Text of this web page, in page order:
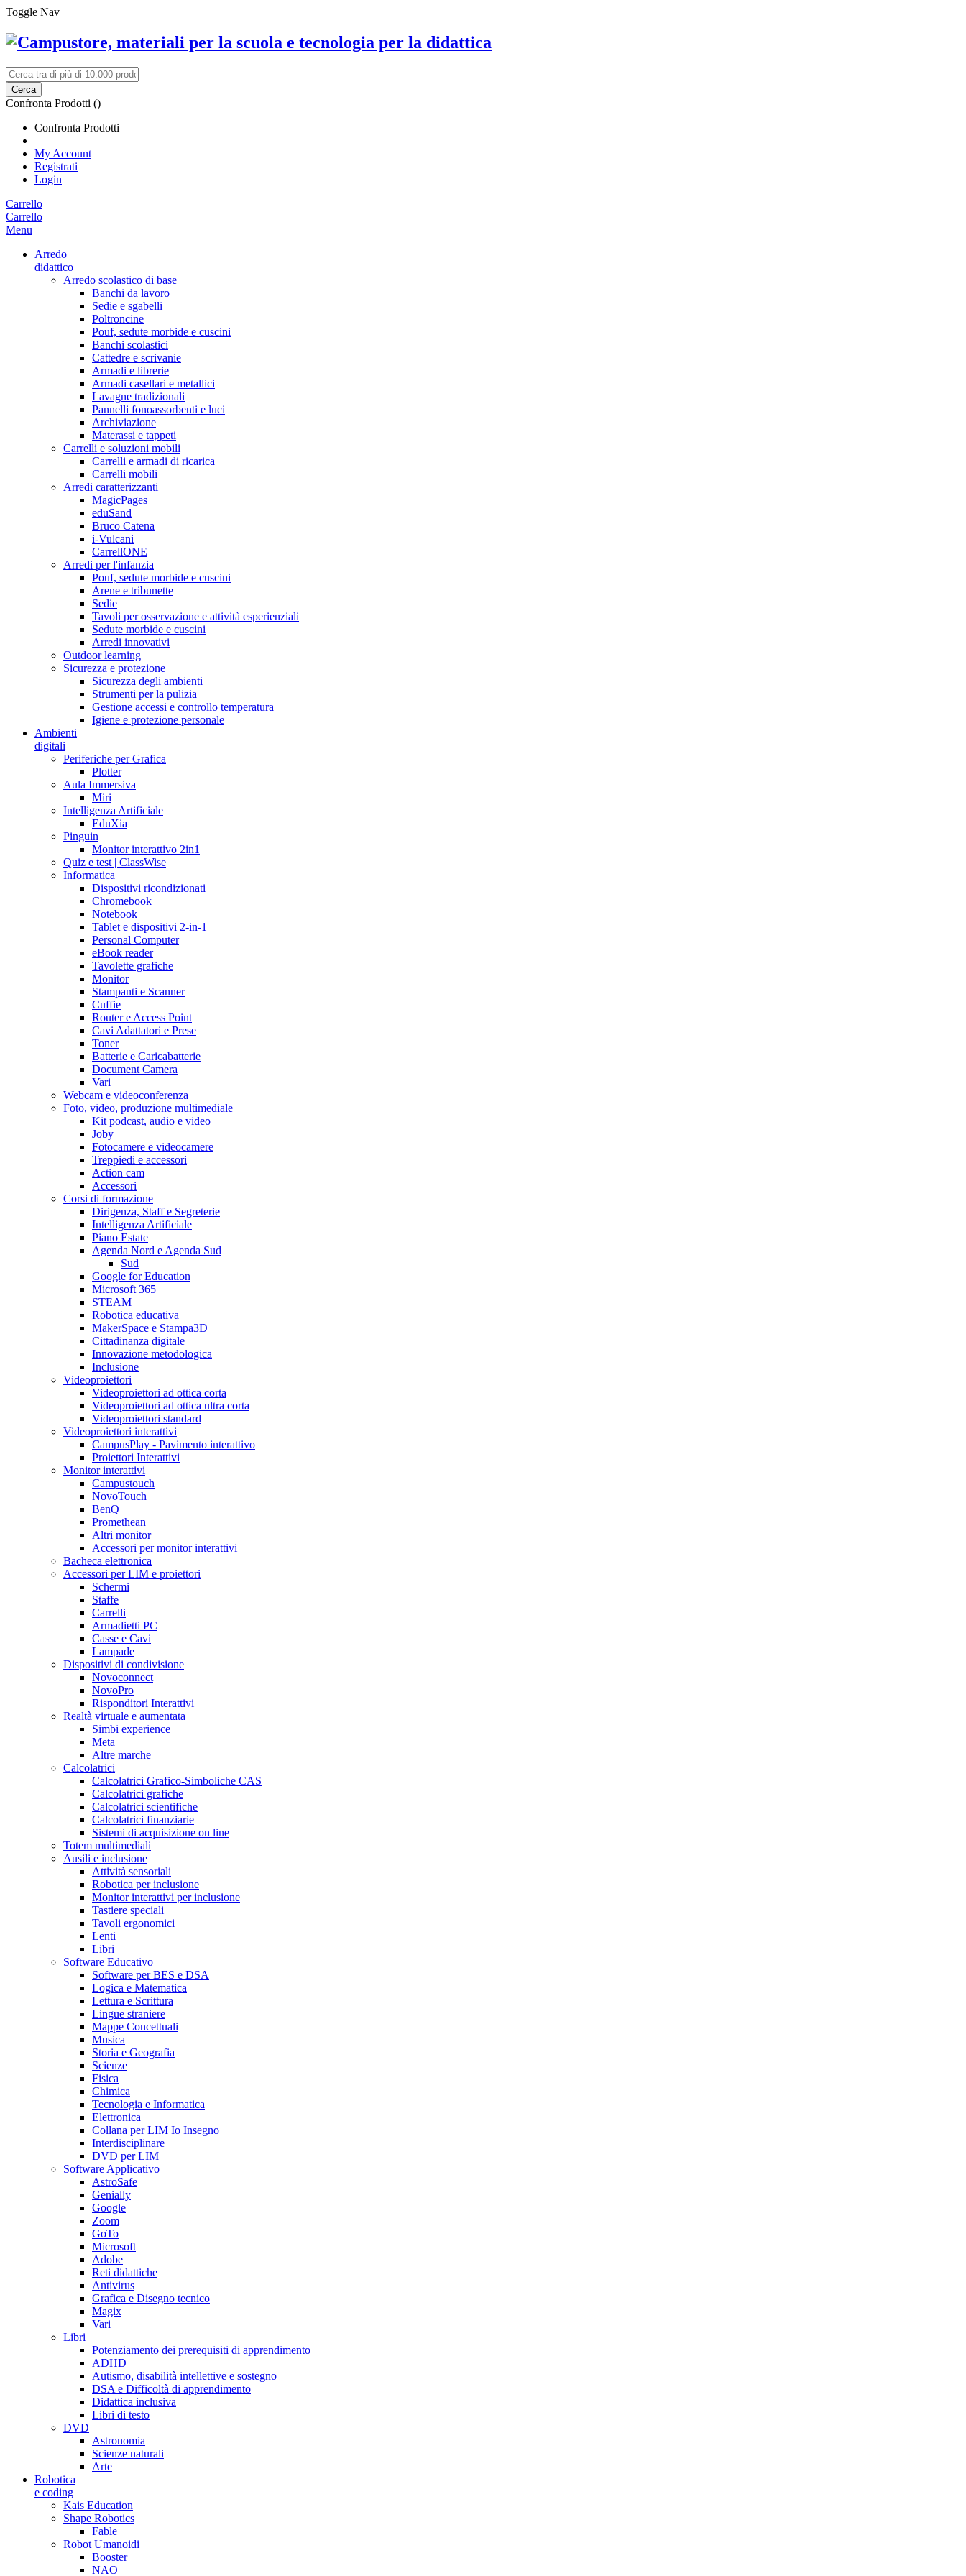
Toggle Nav
Cerca
Confronta Prodotti ()
Confronta Prodotti
My Account
Registrati
Login
Carrello
Carrello
Menu
Arredo
didattico
Arredo scolastico di base
Banchi da lavoro
Sedie e sgabelli
Poltroncine
Pouf, sedute morbide e cuscini
Banchi scolastici
Cattedre e scrivanie
Armadi e librerie
Armadi casellari e metallici
Lavagne tradizionali
Pannelli fonoassorbenti e luci
Archiviazione
Materassi e tappeti
Carrelli e soluzioni mobili
Carrelli e armadi di ricarica
Carrelli mobili
Arredi caratterizzanti
MagicPages
eduSand
Bruco Catena
i-Vulcani
CarrellONE
Arredi per l'infanzia
Pouf, sedute morbide e cuscini
Arene e tribunette
Sedie
Tavoli per osservazione e attività esperienziali
Sedute morbide e cuscini
Arredi innovativi
Outdoor learning
Sicurezza e protezione
Sicurezza degli ambienti
Strumenti per la pulizia
Gestione accessi e controllo temperatura
Igiene e protezione personale
Ambienti
digitali
Periferiche per Grafica
Plotter
Aula Immersiva
Miri
Intelligenza Artificiale
EduXia
Pinguin
Monitor interattivo 2in1
Quiz e test | ClassWise
Informatica
Dispositivi ricondizionati
Chromebook
Notebook
Tablet e dispositivi 2-in-1
Personal Computer
eBook reader
Tavolette grafiche
Monitor
Stampanti e Scanner
Cuffie
Router e Access Point
Cavi Adattatori e Prese
Toner
Batterie e Caricabatterie
Document Camera
Vari
Webcam e videoconferenza
Foto, video, produzione multimediale
Kit podcast, audio e video
Joby
Fotocamere e videocamere
Treppiedi e accessori
Action cam
Accessori
Corsi di formazione
Dirigenza, Staff e Segreterie
Intelligenza Artificiale
Piano Estate
Agenda Nord e Agenda Sud
Sud
Google for Education
Microsoft 365
STEAM
Robotica educativa
MakerSpace e Stampa3D
Cittadinanza digitale
Innovazione metodologica
Inclusione
Videoproiettori
Videoproiettori ad ottica corta
Videoproiettori ad ottica ultra corta
Videoproiettori standard
Videoproiettori interattivi
CampusPlay - Pavimento interattivo
Proiettori Interattivi
Monitor interattivi
Campustouch
NovoTouch
BenQ
Promethean
Altri monitor
Accessori per monitor interattivi
Bacheca elettronica
Accessori per LIM e proiettori
Schermi
Staffe
Carrelli
Armadietti PC
Casse e Cavi
Lampade
Dispositivi di condivisione
Novoconnect
NovoPro
Risponditori Interattivi
Realtà virtuale e aumentata
Simbi experience
Meta
Altre marche
Calcolatrici
Calcolatrici Grafico-Simboliche CAS
Calcolatrici grafiche
Calcolatrici scientifiche
Calcolatrici finanziarie
Sistemi di acquisizione on line
Totem multimediali
Ausili e inclusione
Attività sensoriali
Robotica per inclusione
Monitor interattivi per inclusione
Tastiere speciali
Tavoli ergonomici
Lenti
Libri
Software Educativo
Software per BES e DSA
Logica e Matematica
Lettura e Scrittura
Lingue straniere
Mappe Concettuali
Musica
Storia e Geografia
Scienze
Fisica
Chimica
Tecnologia e Informatica
Elettronica
Collana per LIM Io Insegno
Interdisciplinare
DVD per LIM
Software Applicativo
AstroSafe
Genially
Google
Zoom
GoTo
Microsoft
Adobe
Reti didattiche
Antivirus
Grafica e Disegno tecnico
Magix
Vari
Libri
Potenziamento dei prerequisiti di apprendimento
ADHD
Autismo, disabilità intellettive e sostegno
DSA e Difficoltà di apprendimento
Didattica inclusiva
Libri di testo
DVD
Astronomia
Scienze naturali
Arte
Robotica
e coding
Kais Education
Shape Robotics
Fable
Robot Umanoidi
Booster
NAO